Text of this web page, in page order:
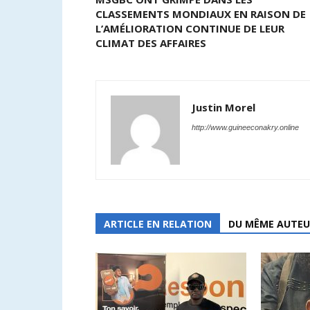
CLASSEMENTS MONDIAUX EN RAISON DE
L’AMÉLIORATION CONTINUE DE LEUR
CLIMAT DES AFFAIRES
Justin Morel
http://www.guineeconakry.online
ARTICLE EN RELATION DU MÊME